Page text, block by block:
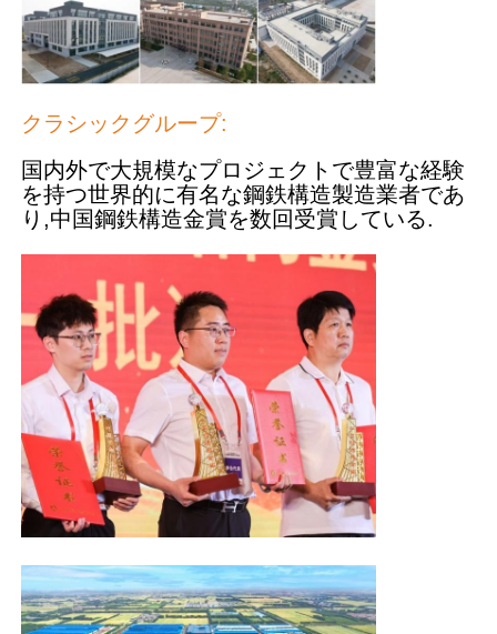
ニュース
すべての場合
見積依頼
鋼構造の建物
鋼構造ワークショップ
鋼筋構造の倉庫
鋼鉄構造の棚
重い鉄骨構造
鋼筋構造橋
クラシックグループ:
国内外で大規模なプロジェクトで豊富な経験
を持つ世界的に有名な鋼鉄構造製造業者であ
り,中国鋼鉄構造金賞を数回受賞している.